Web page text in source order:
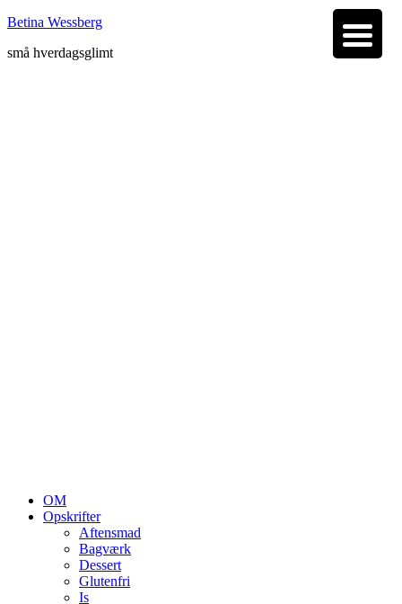
Betina Wessberg
små hverdagsglimt
OM
Opskrifter
Aftensmad
Bagværk
Dessert
Glutenfri
Is